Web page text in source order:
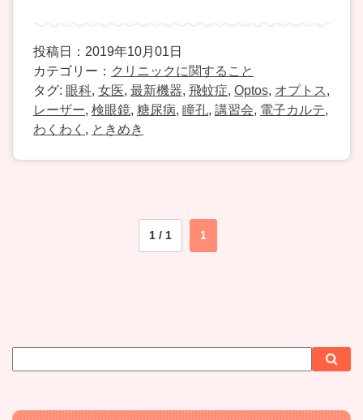
投稿日：2019年10月01日
カテゴリー： クリニックに関すること
タグ: 眼科, 女医, 最新機器, 飛蚊症, Optos, オプトス ,
レーザー, 検眼鏡, 糖尿病, 瞳孔, 講習会, 電子カルテ,
わくわく , ときめき
1 / 1 1
イ
内
索